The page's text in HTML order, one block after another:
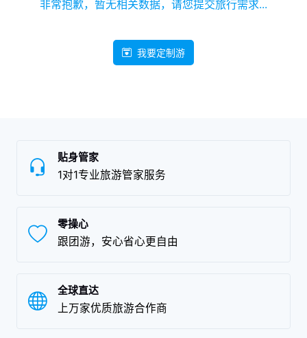
非常抱歉，暂无相关数据，请您提交旅行需求...
我要定制游
贴身管家
1对1专业旅游管家服务
零操心
跟团游，安心省心更自由
全球直达
上万家优质旅游合作商